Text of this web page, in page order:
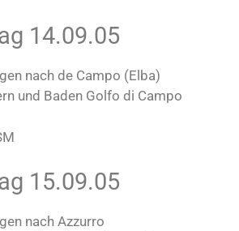
14.09.05
nach de Campo (Elba)
und Baden Golfo di Campo
15.09.05
nach Azzurro